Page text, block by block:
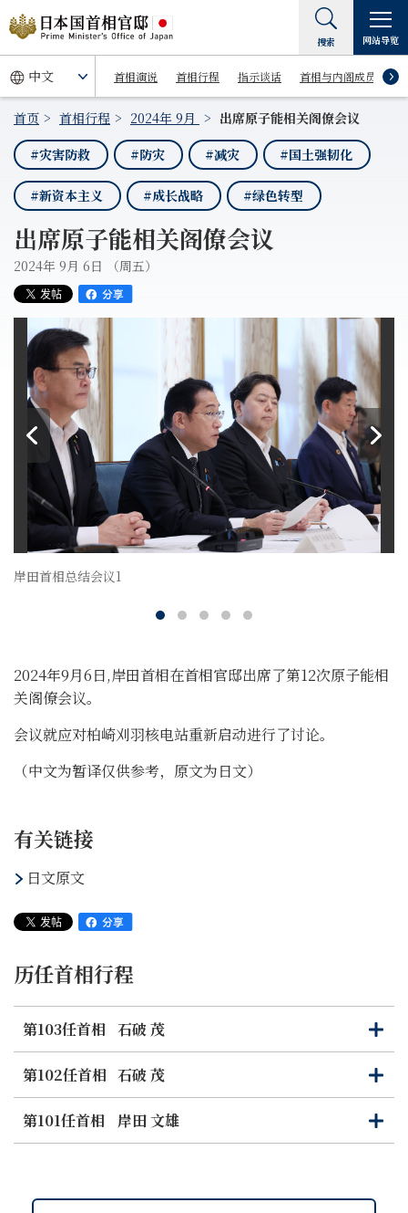
首相演说 首相行程 指示谈话 首相与内阁成员
搜索 网站导览
首页 首相行程 2024年 9月
出席原子能相关阁僚会议
#灾害防救
#防灾 #减灾 #国土强韧化
#新资本主义 #成长战略 #绿色转型
出席原子能相关阁僚会议
2024年 9月 6日 （周五）
岸田首相总结会议1
2024年9月6日,岸田首相在首相官邸出席了第12次原子能相
关阁僚会议。
会议就应对柏崎刈羽核电站重新启动进行了讨论。
（中文为暂译仅供参考，原文为日文）
有关链接
日文原文
历任首相行程
第103任首相 石破 茂
打
开
关
闭
第102任首相 石破 茂
打
开
关
闭
第101任首相
岸田 文雄
打
开
关
闭